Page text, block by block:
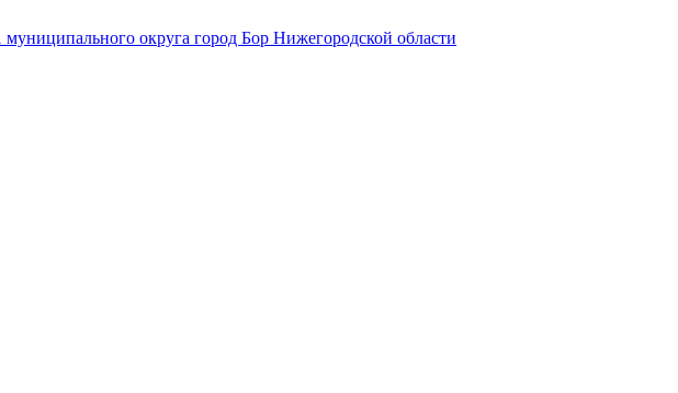
муниципального округа город Бор Нижегородской области